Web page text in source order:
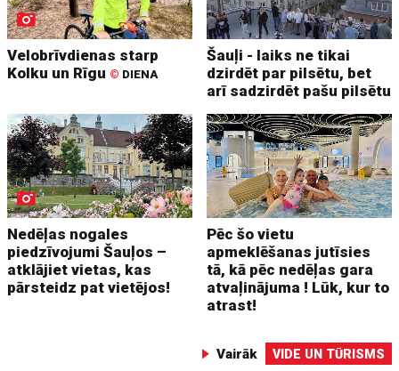
Velobrīvdienas starp
Kolku un Rīgu © DIENA
Šauļi - laiks ne tikai
dzirdēt par pilsētu, bet
arī sadzirdēt pašu pilsētu
Nedēļas nogales
piedzīvojumi Šauļos –
atklājiet vietas, kas
pārsteidz pat vietējos!
Pēc šo vietu
apmeklēšanas jutīsies
tā, kā pēc nedēļas gara
atvaļinājuma ! Lūk, kur to
atrast!
Vairāk VIDE UN TŪRISMS